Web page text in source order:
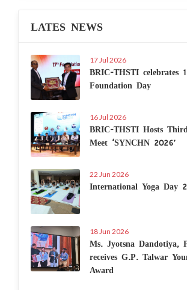
LATES NEWS
17 Jul 2026
BRIC-THSTI celebrates
Foundation Day
16 Jul 2026
BRIC-THSTI Hosts
Meet ‘SYNCHN 2026’
22 Jun 2026
International Yoga Day
18 Jun 2026
Ms. Jyotsna Dandotiya,
receives G.P. Talwar
Award